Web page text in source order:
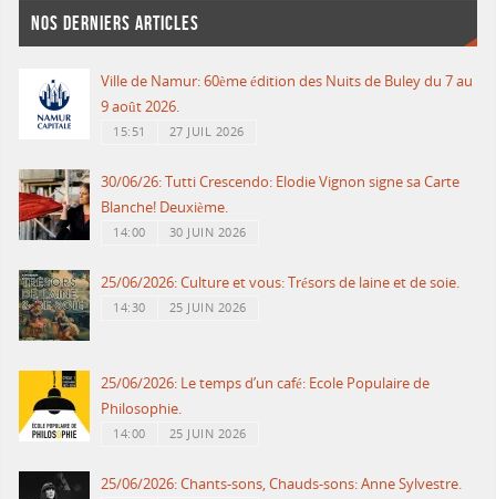
NOS DERNIERS ARTICLES
Ville de Namur: 60ème édition des Nuits de Buley du 7 au
9 août 2026.
15:51 27 JUIL 2026
30/06/26: Tutti Crescendo: Elodie Vignon signe sa Carte
Blanche! Deuxième.
14:00 30 JUIN 2026
25/06/2026: Culture et vous: Trésors de laine et de soie.
14:30 25 JUIN 2026
25/06/2026: Le temps d’un café: Ecole Populaire de
Philosophie.
14:00 25 JUIN 2026
25/06/2026: Chants-sons, Chauds-sons: Anne Sylvestre.